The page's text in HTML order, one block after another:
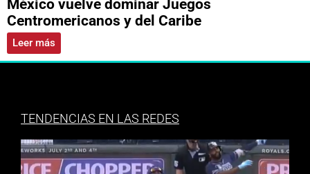
México vuelve dominar Juegos
Centromericanos y del Caribe
Leer más
TENDENCIAS EN LAS REDES